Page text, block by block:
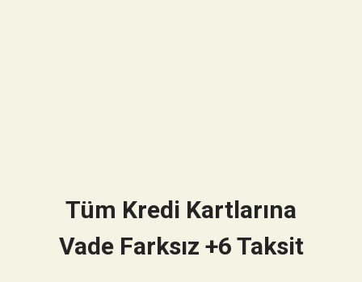
Tüm Kredi Kartlarına
Vade Farksız +6 Taksit